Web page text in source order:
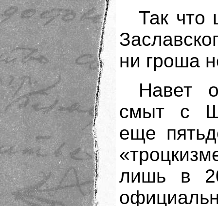
Так что
ни гроша
Навет
смыт с
еще
лишь в